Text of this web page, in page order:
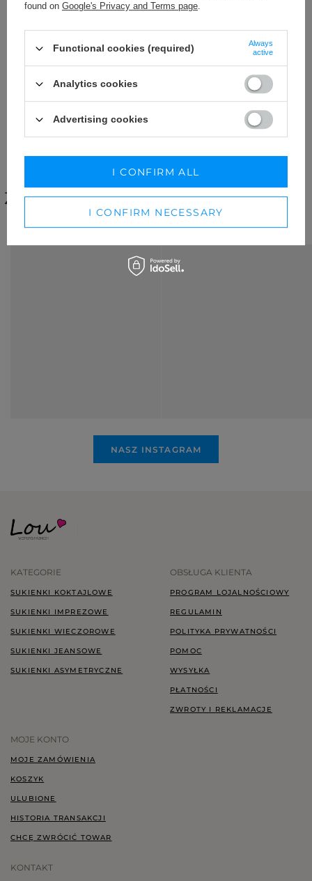
I consent to the processing of my personal data (e-mail address)
privacy policy.
SUBSCRIBE
INSTAGRAM
ZAINSPIRUJ SIĘ STYLIZACJAMI
Z INSTAGRAMA
NASZ INSTAGRAM
KATEGORIE
SUKIENKI KOKTAJLOWE
SUKIENKI IMPREZOWE
SUKIENKI WIECZOROWE
SUKIENKI JEANSOWE
SUKIENKI ASYMETRYCZNE
OBSŁUGA KLIENTA
PROGRAM LOJALNOŚCIOWY
REGULAMIN
POLITYKA PRYWATNOŚCI
POMOC
WYSYŁKA
PŁATNOŚCI
ZWROTY I REKLAMACJE
MOJE KONTO
MOJE ZAMÓWIENIA
KOSZYK
ULUBIONE
HISTORIA TRANSAKCJI
CHCĘ ZWRÓCIĆ TOWAR
KONTAKT
found on Google's Privacy and Terms page.
Functional cookies (required)
Always
active
Analytics cookies
Advertising cookies
I CONFIRM NECESSARY
I CONFIRM ALL